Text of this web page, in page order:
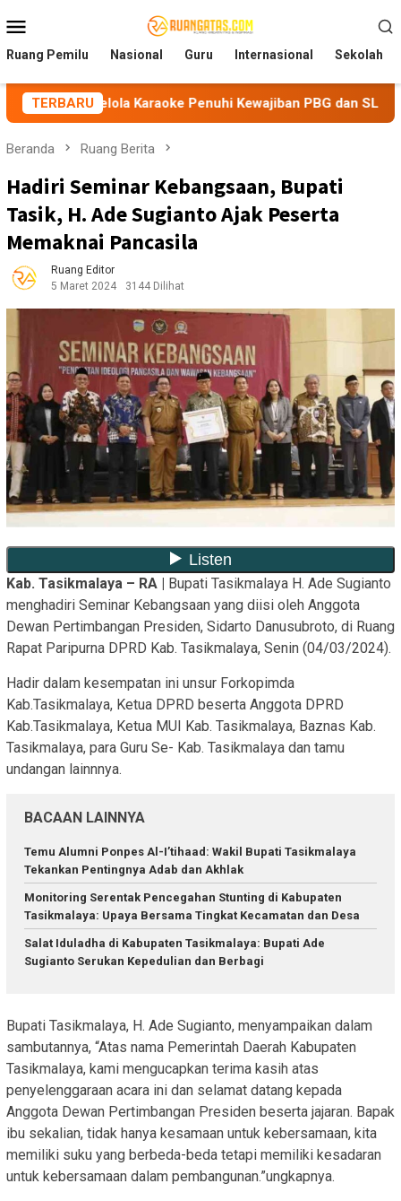
ke
kontenMobile
Ruang Pemilu Nasional Guru Internasional Sekolah
TERBARU
Karaoke Penuhi Kewajiban PBG dan SLF BEM
Beranda Ruang Berita
Hadiri Seminar Kebangsaan, Bupati
Tasik, H. Ade Sugianto Ajak Peserta
Memaknai Pancasila
Ruang Editor
5 Maret 2024
3144 Dilihat
Kab. Tasikmalaya – RA | Bupati Tasikmalaya H. Ade Sugianto
menghadiri Seminar Kebangsaan yang diisi oleh Anggota
Dewan Pertimbangan Presiden, Sidarto Danusubroto, di Ruang
Rapat Paripurna DPRD Kab. Tasikmalaya, Senin (04/03/2024).
Hadir dalam kesempatan ini unsur Forkopimda
Kab.Tasikmalaya, Ketua DPRD beserta Anggota DPRD
Kab.Tasikmalaya, Ketua MUI Kab. Tasikmalaya, Baznas Kab.
Tasikmalaya, para Guru Se- Kab. Tasikmalaya dan tamu
undangan lainnnya.
BACAAN LAINNYA
Temu Alumni Ponpes Al-I’tihaad: Wakil Bupati Tasikmalaya
Tekankan Pentingnya Adab dan Akhlak
Monitoring Serentak Pencegahan Stunting di Kabupaten
Tasikmalaya: Upaya Bersama Tingkat Kecamatan dan Desa
Salat Iduladha di Kabupaten Tasikmalaya: Bupati Ade
Sugianto Serukan Kepedulian dan Berbagi
Bupati Tasikmalaya, H. Ade Sugianto, menyampaikan dalam
sambutannya, “Atas nama Pemerintah Daerah Kabupaten
Tasikmalaya, kami mengucapkan terima kasih atas
penyelenggaraan acara ini dan selamat datang kepada
Anggota Dewan Pertimbangan Presiden beserta jajaran. Bapak
ibu sekalian, tidak hanya kesamaan untuk kebersamaan, kita
memiliki suku yang berbeda-beda tetapi memiliki kesadaran
untuk kebersamaan dalam pembangunan.”ungkapnya.